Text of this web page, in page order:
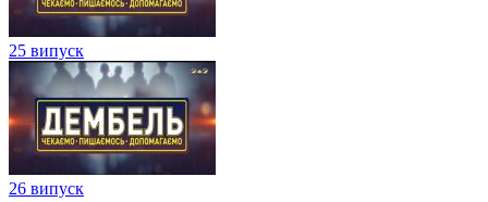
25 випуск
26 випуск